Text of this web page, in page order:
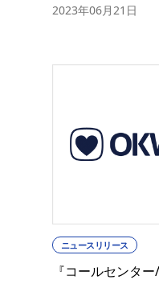
2023年06月21日
ニュースリリース
『コールセンタ